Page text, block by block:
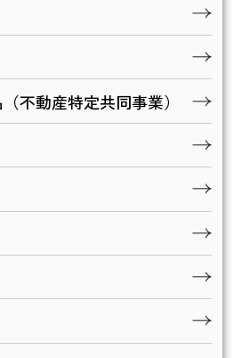
不動産特定共同事業）